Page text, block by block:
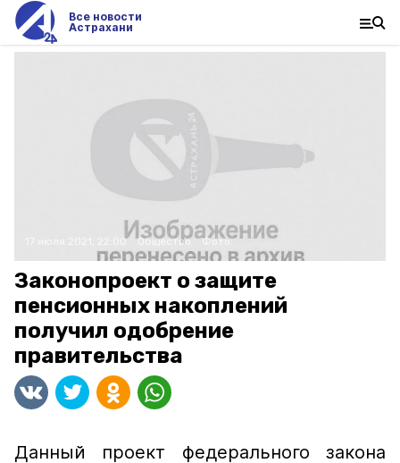
Все новости
Астрахани
17 июля 2021, 22:00 Общество Фото:
Законопроект о защите
пенсионных накоплений
получил одобрение
правительства
Данный проект федерального закона